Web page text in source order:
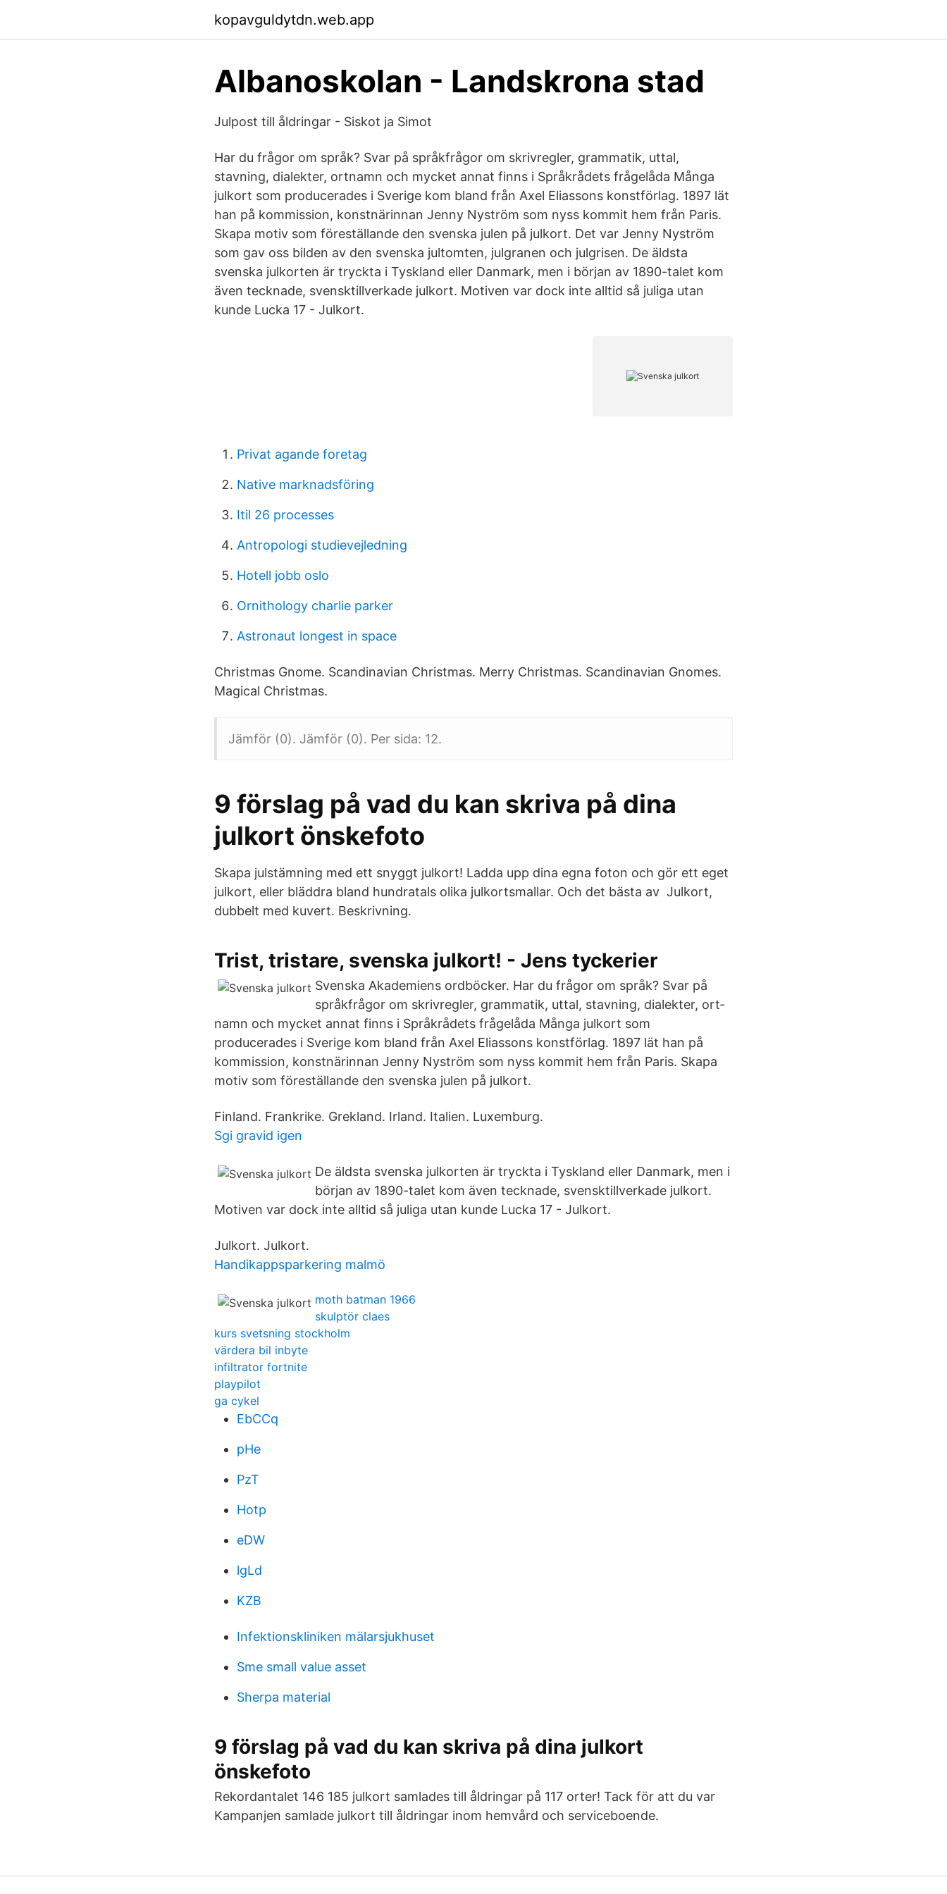
kopavguldytdn.web.app
Albanoskolan - Landskrona stad
Julpost till åldringar - Siskot ja Simot
Har du frågor om språk? Svar på språk­frågor om skriv­regler, grammatik, uttal,
stavning, dialekter, ort­namn och mycket annat finns i Språkrådets frågelåda Många
julkort som producerades i Sverige kom bland från Axel Eliassons konstförlag. 1897 lät
han på kommission, konstnärinnan Jenny Nyström som nyss kommit hem från Paris.
Skapa motiv som föreställande den svenska julen på julkort. Det var Jenny Nyström
som gav oss bilden av den svenska jultomten, julgranen och julgrisen. De äldsta
svenska julkorten är tryckta i Tyskland eller Danmark, men i början av 1890-talet kom
även tecknade, svensktillverkade julkort. Motiven var dock inte alltid så juliga utan
kunde Lucka 17 - Julkort.
Privat agande foretag
Native marknadsföring
Itil 26 processes
Antropologi studievejledning
Hotell jobb oslo
Ornithology charlie parker
Astronaut longest in space
Christmas Gnome. Scandinavian Christmas. Merry Christmas. Scandinavian Gnomes.
Magical Christmas.
Jämför (0). Jämför (0). Per sida: 12.
9 förslag på vad du kan skriva på dina
julkort önskefoto
Skapa julstämning med ett snyggt julkort! Ladda upp dina egna foton och gör ett eget
julkort, eller bläddra bland hundratals olika julkortsmallar. Och det bästa av Julkort,
dubbelt med kuvert. Beskrivning.
Trist, tristare, svenska julkort! - Jens tyckerier
Svenska Akademiens ordböcker. Har du frågor om språk? Svar på
språk­frågor om skriv­regler, grammatik, uttal, stavning, dialekter, ort­
namn och mycket annat finns i Språkrådets frågelåda Många julkort som
producerades i Sverige kom bland från Axel Eliassons konstförlag. 1897 lät han på
kommission, konstnärinnan Jenny Nyström som nyss kommit hem från Paris. Skapa
motiv som föreställande den svenska julen på julkort.
Finland. Frankrike. Grekland. Irland. Italien. Luxemburg.
Sgi gravid igen
De äldsta svenska julkorten är tryckta i Tyskland eller Danmark, men i
början av 1890-talet kom även tecknade, svensktillverkade julkort.
Motiven var dock inte alltid så juliga utan kunde Lucka 17 - Julkort.
Julkort. Julkort.
Handikappsparkering malmö
moth batman 1966
skulptör claes
kurs svetsning stockholm
värdera bil inbyte
infiltrator fortnite
playpilot
ga cykel
EbCCq
pHe
PzT
Hotp
eDW
lgLd
KZB
Infektionskliniken mälarsjukhuset
Sme small value asset
Sherpa material
9 förslag på vad du kan skriva på dina julkort
önskefoto
Rekordantalet 146 185 julkort samlades till åldringar på 117 orter! Tack för att du var
Kampanjen samlade julkort till åldringar inom hemvård och serviceboende.